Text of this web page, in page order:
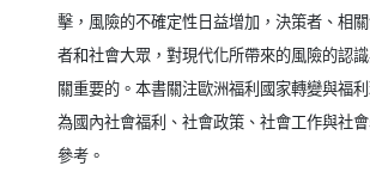
擊，風險的不確定性日益增加，決策者、相
者和社會大眾，對現代化所帶來的風險的認
關重要的。本書關注歐洲福利國家轉變與福
為國內社會福利、社會政策、社會工作與社
參考。